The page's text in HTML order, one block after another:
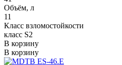
Объём, л
11
Класс взломостойкости
класс S2
В корзину
В корзину